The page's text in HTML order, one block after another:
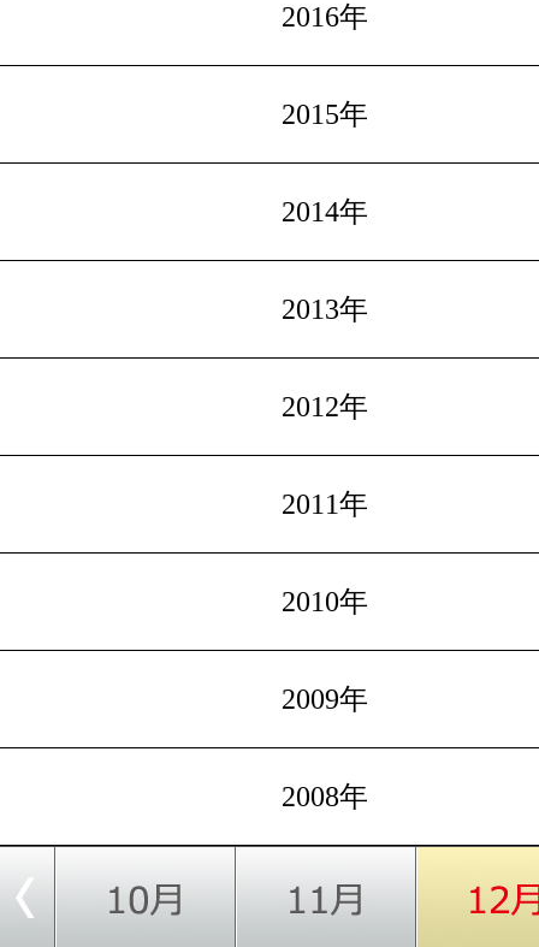
2016年
2015年
2014年
2013年
2012年
2011年
2010年
2009年
2008年